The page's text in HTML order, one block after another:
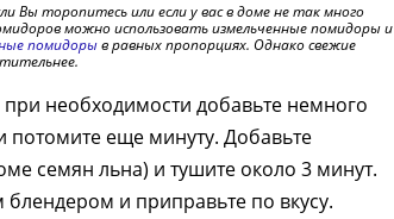
Вы торопитесь или если у вас в доме не так много
можно использовать измельченные помидоры и
помидорыв равных пропорциях. Однако свежие
необходимости добавьте немного
потомите еще минуту. Добавьте
семян льна) и тушите около 3 минут.
и приправьте по вкусу.